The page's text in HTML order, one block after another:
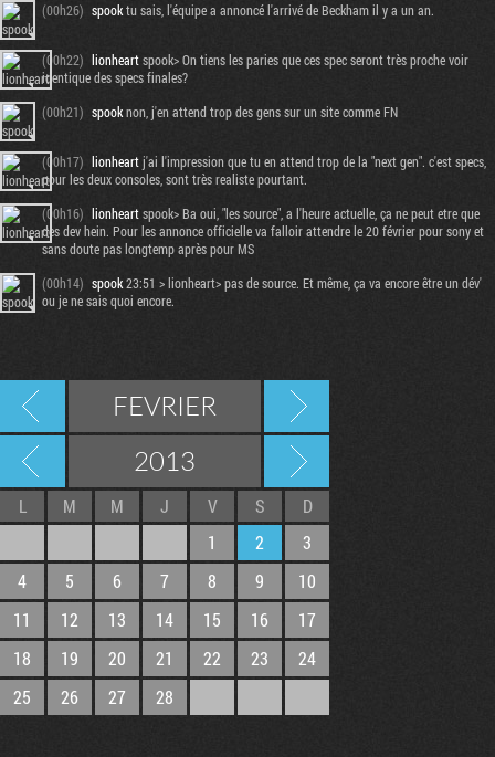
(00h26) spooktu sais, l'équipe a annoncé l'arrivé de Beckham il y a un an.
(00h22) lionheartspook> On tiens les paries que ces spec seront très proche voir
identique des specs finales?
(00h21) spooknon, j'en attend trop des gens sur un site comme FN
(00h17) lionheartj'ai l'impression que tu en attend trop de la "next gen". c'est specs,
pour les deux consoles, sont très realiste pourtant.
(00h16) lionheartspook> Ba oui, "les source", a l'heure actuelle, ça ne peut etre que
des dev hein. Pour les annonce officielle va falloir attendre le 20 février pour sony et
sans doute pas longtemp après pour MS
(00h14) spook23:51 > lionheart> pas de source. Et même, ça va encore être un dév'
ou je ne sais quoi encore.
FEVRIER
2013
L M M J V S
D
1
2
3
4
5 6 7 8 9
10
11
12 13 14 15 16
17
18
19 20 21 22 23
24
25
26 27 28